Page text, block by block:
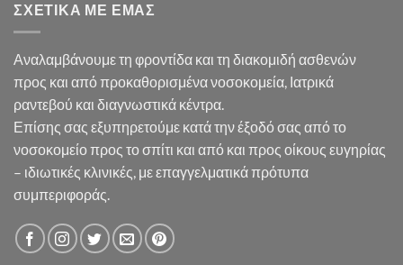
ΣΧΕΤΙΚΆ ΜΕ ΕΜΆΣ
Αναλαμβάνουμε τη φροντίδα και τη διακομιδή ασθενών
προς και από προκαθορισμένα νοσοκομεία, Ιατρικά
ραντεβού και διαγνωστικά κέντρα.
Επίσης σας εξυπηρετούμε κατά την έξοδό σας από το
νοσοκομείο προς το σπίτι και από και προς οίκους ευγηρίας
– ιδιωτικές κλινικές, με επαγγελματικά πρότυπα
συμπεριφοράς.